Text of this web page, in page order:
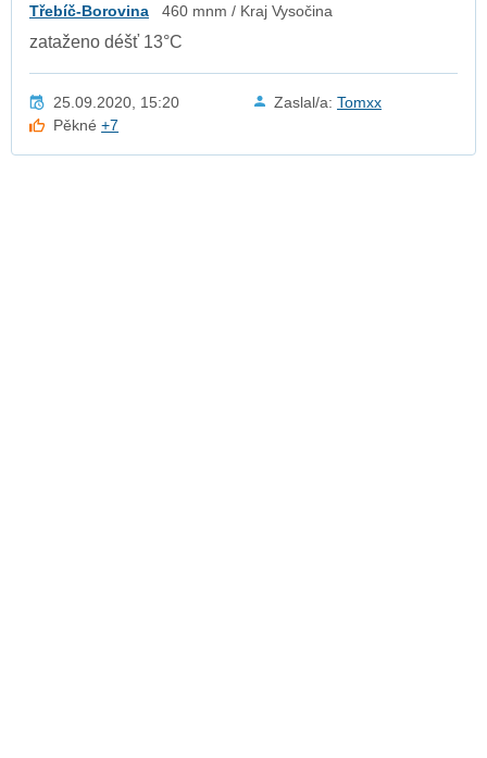
Třebíč-Borovina 460 mnm / Kraj Vysočina
zataženo déšť 13°C
25.09.2020, 15:20 Zaslal/a: Tomxx
Pěkné+7